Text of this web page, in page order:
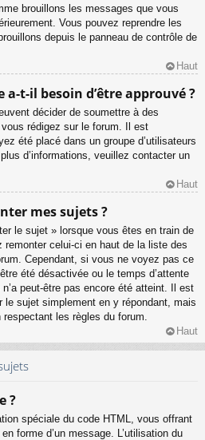
brouillons les messages que vous
Vous pouvez reprendre les
depuis le panneau de contrôle de
Haut
a-t-il besoin d’être approuvé ?
décider de soumettre à des
rédigez sur le forum. Il est
été placé dans un groupe d’utilisateurs
d’informations, veuillez contacter un
Haut
mes sujets ?
le sujet » lorsque vous êtes en train de
celui-ci en haut de la liste des
Cependant, si vous ne voyez pas ce
été désactivée ou le temps d’attente
peut-être pas encore été atteint. Il est
le sujet simplement en y répondant, mais
les règles du forum.
Haut
?
spéciale du code HTML, vous offrant
forme d’un message. L’utilisation du